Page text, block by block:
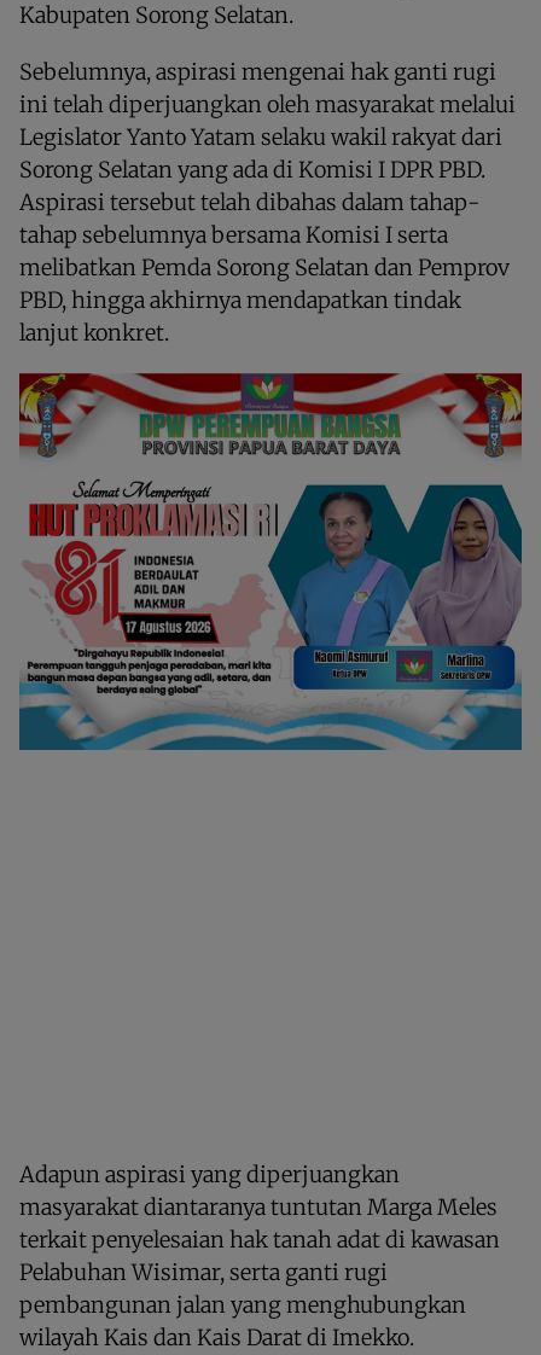
Kabupaten Sorong Selatan.
Sebelumnya, aspirasi mengenai hak ganti rugi
ini telah diperjuangkan oleh masyarakat melalui
Legislator Yanto Yatam selaku wakil rakyat dari
Sorong Selatan yang ada di Komisi I DPR PBD.
Aspirasi tersebut telah dibahas dalam tahap-
tahap sebelumnya bersama Komisi I serta
melibatkan Pemda Sorong Selatan dan Pemprov
PBD, hingga akhirnya mendapatkan tindak
lanjut konkret.
Adapun aspirasi yang diperjuangkan
masyarakat diantaranya tuntutan Marga Meles
terkait penyelesaian hak tanah adat di kawasan
Pelabuhan Wisimar, serta ganti rugi
pembangunan jalan yang menghubungkan
wilayah Kais dan Kais Darat di Imekko.